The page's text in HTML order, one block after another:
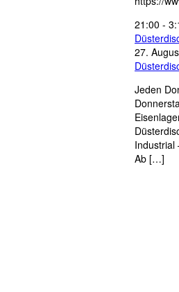
21:00 -
27.
Jeden
Industrial
Ab […]